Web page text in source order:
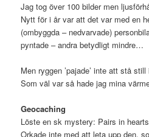
Jag tog över 100 bilder men
Nytt för i år var att det var med en
(ombyggda – nedvarvade)
pyntade – andra betydligt mindre…
Men ryggen ’pajade’ inte att stå still
Som väl var så hade jag mina
Geocaching
Löste en sk mystery: Pairs in
Orkade inte med att leta upp den,